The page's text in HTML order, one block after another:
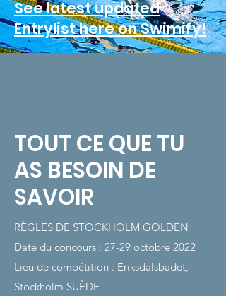
See latest updated
Entrylist here on Swimify!
TOUT CE QUE TU
AS BESOIN DE
SAVOIR
RÈGLES DE STOCKHOLM GOLDEN
Date du concours : 27-29 octobre 2022
Lieu de compétition : Eriksdalsbadet,
Stockholm SUÈDE